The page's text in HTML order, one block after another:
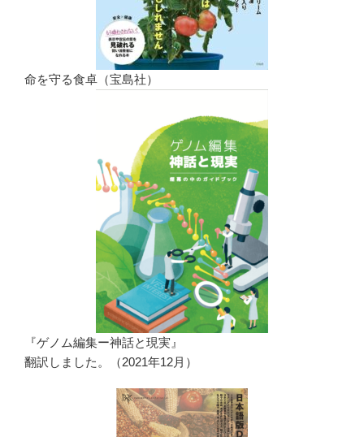
命を守る食卓（宝島社）
『ゲノム編集ー神話と現実』
翻訳しました。（2021年12月）